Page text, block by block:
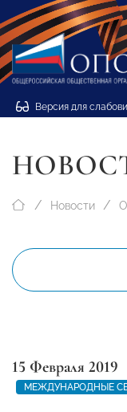
Версия для
Новости
15 Февраля 2019
МЕЖДУНАРОДНЫЕ